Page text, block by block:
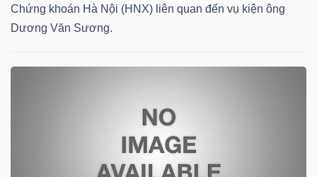
Chứng khoán Hà Nội (HNX) liên quan đến vụ kiện ông
Dương Văn Sương.
TIÊU